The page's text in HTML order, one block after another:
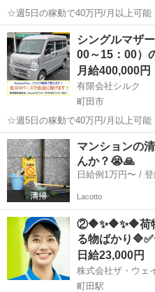
☆週5日の稼動で40万円/月以上可
働、休日の稼動で20万円/月以上
スタイルでの働き方を【Amazon Flex】
主とし...
東京 町田市 配送
シングルマザ
00～15：00）
月給400,000円
有限会社シルク
町田市
☆週5日の稼動で40万円/月以上可
働、休日の稼動で20万円/月以上
スタイルでの働き方を【Amazon Flex】
主とし...
東京 町田市
マンションの
んか？😭🙏
日
Lacotto
②🔶✨🔶✨🔶荷
る物ばかり
日給23,000円
株式会社ザ・ウェ
町田駅